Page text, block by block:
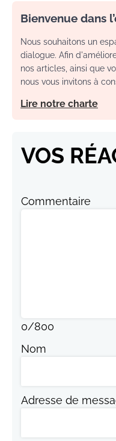
Bienvenue dans
Nous souhaitons un
dialogue. Afin
nos articles, ainsi que
nous vous invitons à
Lire notre charte
VOS
Commentaire
0/800
Nom
Adresse de